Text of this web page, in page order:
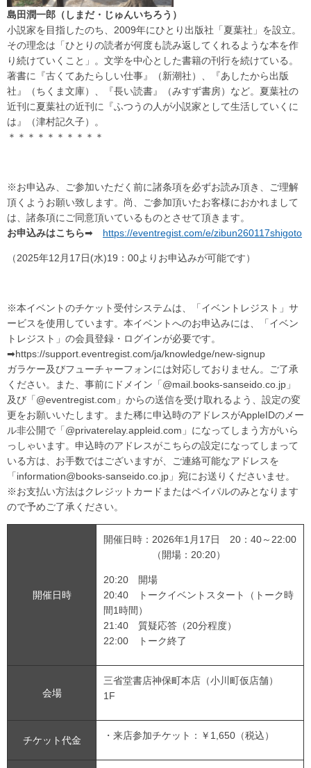
島田潤一郎（しまだ・じゅんいちろう）
小説家を目指したのち、2009年にひとり出版社「夏葉社」を設立。
その理念は「ひとりの読者が何度も読み返してくれるような本を作
り続けていくこと」。文学を中心とした書籍の刊行を続けている。
著書に『古くてあたらしい仕事』（新潮社）、『あしたから出版
社』（ちくま文庫）、『長い読書』（みすず書房）など。夏葉社の
近刊に夏葉社の近刊に『ふつうの人が小説家として生活していくに
は』（津村記久子）。
＊＊＊＊＊＊＊＊＊＊
※お申込み、ご参加いただく前に諸条項を必ずお読み頂き、ご理解
頂くようお願い致します。尚、ご参加頂いたお客様におかれまして
は、諸条項にご同意頂いているものとさせて頂きます。
お申込みはこちら➡ https://eventregist.com/e/zibun260117shigoto
（2025年12月17日(水)19：00よりお申込みが可能です）
※本イベントのチケット受付システムは、「イベントレジスト」サ
ービスを使用しています。本イベントへのお申込みには、「イベン
トレジスト」の会員登録・ログインが必要です。
➡https://support.eventregist.com/ja/knowledge/new-signup
ガラケー及びフューチャーフォンには対応しておりません。ご了承
ください。また、事前にドメイン「@mail.books-sanseido.co.jp」
及び「@eventregist.com」からの送信を受け取れるよう、設定の変
更をお願いいたします。また稀に申込時のアドレスがAppleIDのメー
ル非公開で「@privaterelay.appleid.com」になってしまう方がいら
っしゃいます。申込時のアドレスがこちらの設定になってしまって
いる方は、お手数ではございますが、ご連絡可能なアドレスを
「information@books-sanseido.co.jp」宛にお送りくださいませ。
※お支払い方法はクレジットカードまたはペイパルのみとなります
ので予めご了承ください。
開催日時
開催日時：2026年1月17日 20：40～22:00
（開場：20:20）
20:20 開場
20:40 トークイベントスタート（トーク時
間1時間）
21:40 質疑応答（20分程度）
22:00 トーク終了
会場
三省堂書店神保町本店（小川町仮店舗）
1F
チケット代金 ・来店参加チケット：￥1,650（税込）